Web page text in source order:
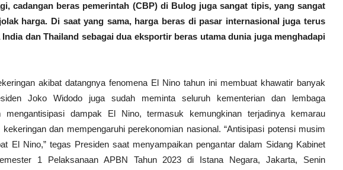
cadangan beras pemerintah (CBP) di Bulog juga sangat tipis, yang sangat
harga. Di saat yang sama, harga beras di pasar internasional juga terus
dan Thailand sebagai dua eksportir beras utama dunia juga menghadapi
akibat datangnya fenomena El Nino tahun ini membuat khawatir banyak
Joko Widodo juga sudah meminta seluruh kementerian dan lembaga
mengantisipasi dampak El Nino, termasuk kemungkinan terjadinya kemarau
dan mempengaruhi perekonomian nasional. “Antisipasi potensi musim
El Nino,” tegas Presiden saat menyampaikan pengantar dalam Sidang Kabinet
1 Pelaksanaan APBN Tahun 2023 di Istana Negara, Jakarta, Senin